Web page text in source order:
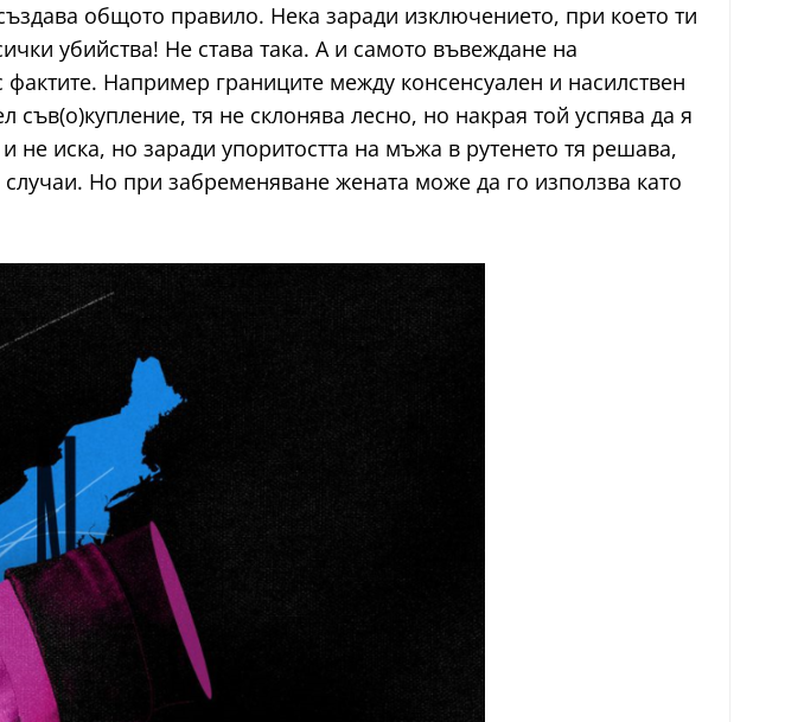
общото правило. Нека заради изключението, при което ти
убийства! Не става така. А и самото въвеждане на
Например границите между консенсуален и насилствен
тя не склонява лесно, но накрая той успява да я
не иска, но заради упоритостта на мъжа в рутенето тя решава,
Но при забременяване жената може да го използва като